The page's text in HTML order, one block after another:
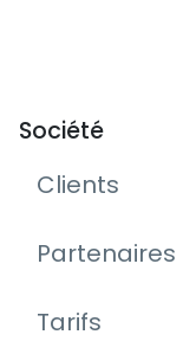
Société
Clients
Partenaires
Tarifs